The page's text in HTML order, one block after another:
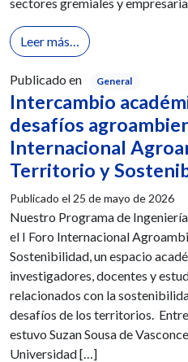
sectores gremiales y
Leer más… from
Publicado en General
Intercambio
desafíos
Internacional
Territorio y
Publicado el 25 de mayo de 2026
Nuestro Programa de
el I Foro Internacional
Sostenibilidad, un espacio
investigadores, docentes y
relacionados con la
desafíos de los territorios.
estuvo Suzan Sousa de
Universidad […]